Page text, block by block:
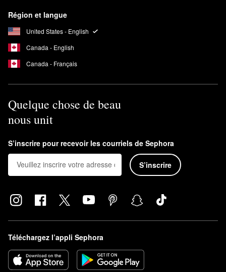
Région et langue
United States - English
Canada - English
Canada - Français
Quelque chose de beau
nous unit
S’inscrire pour recevoir les courriels de Sephora
S’inscrire
Téléchargez l’appli Sephora